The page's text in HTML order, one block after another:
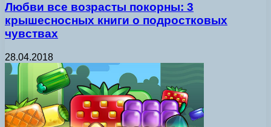
Любви все возрасты покорны: 3
крышесносных книги о подростковых
чувствах
28.04.2018